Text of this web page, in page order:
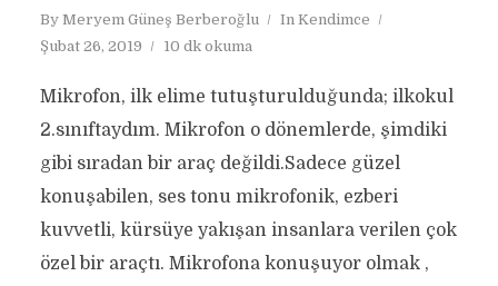
By Meryem Güneş Berberoğlu In Kendimce
Şubat 26, 2019
10 dk okuma
Mikrofon, ilk elime tutuşturulduğunda; ilkokul
2.sınıftaydım. Mikrofon o dönemlerde, şimdiki
gibi sıradan bir araç değildi.Sadece güzel
konuşabilen, ses tonu mikrofonik, ezberi
kuvvetli, kürsüye yakışan insanlara verilen çok
özel bir araçtı. Mikrofona konuşuyor olmak ,